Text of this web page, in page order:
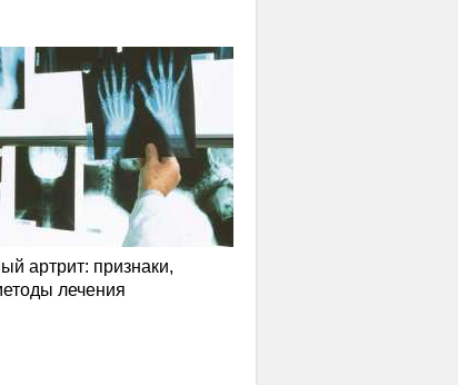
артрит: признаки,
лечения